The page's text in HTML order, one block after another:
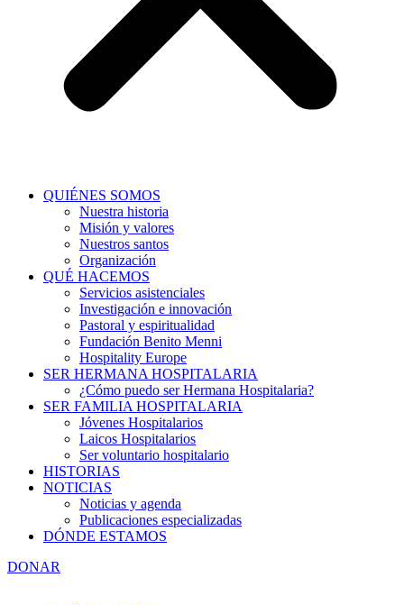
QUIÉNES SOMOS
Nuestra historia
Misión y valores
Nuestros santos
Organización
QUÉ HACEMOS
Servicios asistenciales
Investigación e innovación
Pastoral y espiritualidad
Fundación Benito Menni
Hospitality Europe
SER HERMANA HOSPITALARIA
¿Cómo puedo ser Hermana Hospitalaria?
SER FAMILIA HOSPITALARIA
Jóvenes Hospitalarios
Laicos Hospitalarios
Ser voluntario hospitalario
HISTORIAS
NOTICIAS
Noticias y agenda
Publicaciones especializadas
DÓNDE ESTAMOS
DONAR